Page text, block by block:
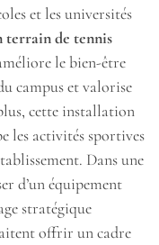
et les universités
terrain de tennis
le bien-être
campus et valorise
cette installation
les activités sportives
Dans une
d’un équipement
stratégique
offrir un cadre